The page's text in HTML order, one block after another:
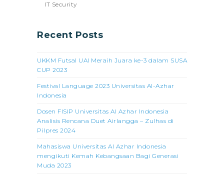
IT Security
Recent Posts
UKKM Futsal UAI Meraih Juara ke-3 dalam SUSA
CUP 2023
Festival Language 2023 Universitas Al-Azhar
Indonesia
Dosen FISIP Universitas Al Azhar Indonesia
Analisis Rencana Duet Airlangga – Zulhas di
Pilpres 2024
Mahasiswa Universitas Al Azhar Indonesia
mengikuti Kemah Kebangsaan Bagi Generasi
Muda 2023